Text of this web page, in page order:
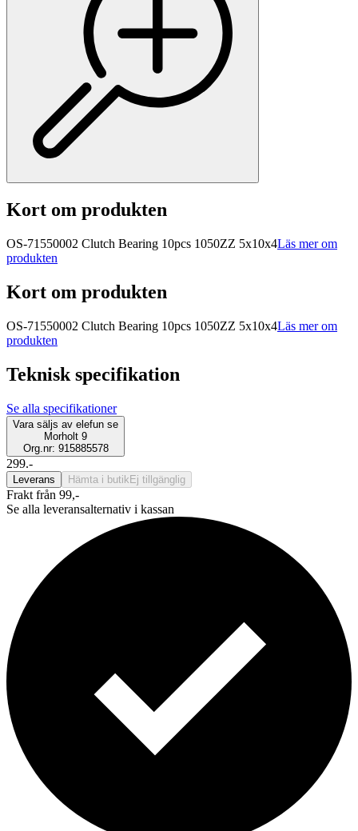
Kort om produkten
OS-71550002 Clutch Bearing 10pcs 1050ZZ 5x10x4Läs mer om
produkten
Kort om produkten
OS-71550002 Clutch Bearing 10pcs 1050ZZ 5x10x4Läs mer om
produkten
Teknisk specifikation
Se alla specifikationer
Vara säljs av elefun se
Morholt 9
Org.nr: 915885578
299.-
Leverans Hämta i butik Ej tillgänglig
Frakt från 99,-
Se alla leveransalternativ i kassan